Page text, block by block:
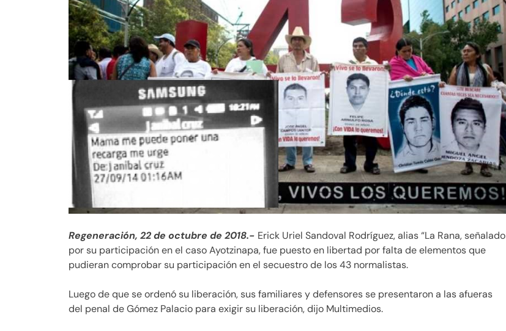
Regeneración, 22 de octubre de 2018.- Erick Uriel Sandoval Rodríguez, alias “La Rana, señalado
por su participación en el caso Ayotzinapa, fue puesto en libertad por falta de elementos que
pudieran comprobar su participación en el secuestro de los 43 normalistas.
Luego de que se ordenó su liberación, sus familiares y defensores se presentaron a las afueras
del penal de Gómez Palacio para exigir su liberación, dijo Multimedios.